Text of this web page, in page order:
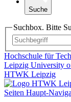
Suche
Suchbox. Bitte
Hochschule für
Leipzig University
HTWK Leipzig
Seiten Haupt-